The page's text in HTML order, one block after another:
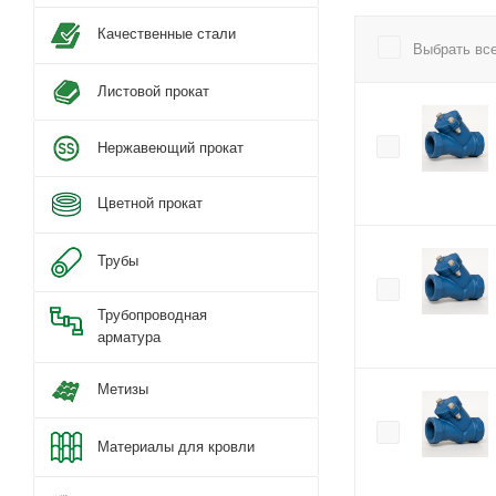
Выбрать
Качественные стали
Листовой прокат
Нержавеющий прокат
Цветной прокат
Трубы
Трубопроводная
арматура
Метизы
Материалы для кровли